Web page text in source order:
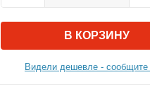
В КОРЗИНУ
Видели дешевле - сообщите